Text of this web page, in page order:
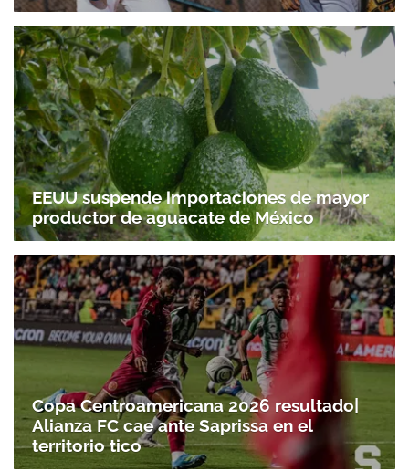
EEUU suspende importaciones de mayor
productor de aguacate de México
Copa Centroamericana 2026 resultado|
Alianza FC cae ante Saprissa en el
territorio tico